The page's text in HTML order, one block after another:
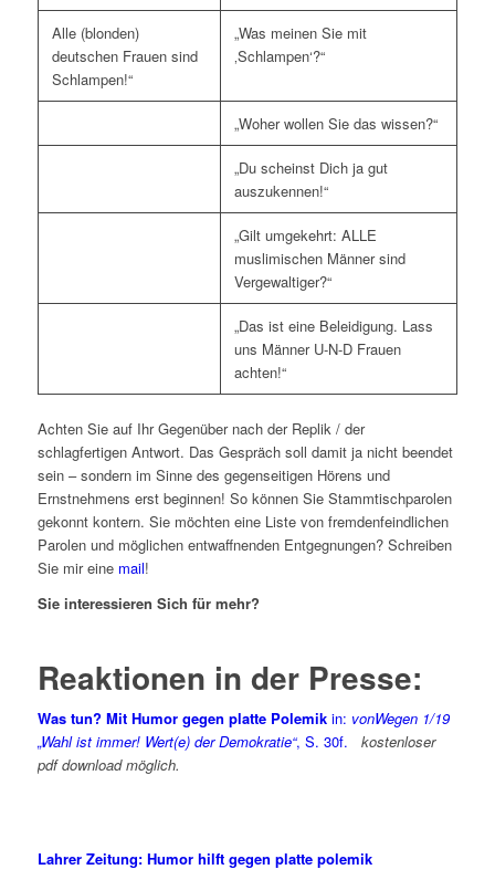
Alle (blonden)
deutschen Frauen sind
Schlampen!“
„Was meinen Sie mit
‚Schlampen‘?“
„Woher wollen Sie das wissen?“
„Du scheinst Dich ja gut
auszukennen!“
„Gilt umgekehrt: ALLE
muslimischen Männer sind
Vergewaltiger?“
„Das ist eine Beleidigung. Lass
uns Männer U-N-D Frauen
achten!“
Achten Sie auf Ihr Gegenüber nach der Replik / der
schlagfertigen Antwort. Das Gespräch soll damit ja nicht beendet
sein – sondern im Sinne des gegenseitigen Hörens und
Ernstnehmens erst beginnen! So können Sie Stammtischparolen
gekonnt kontern. Sie möchten eine Liste von fremdenfeindlichen
Parolen und möglichen entwaffnenden Entgegnungen? Schreiben
Sie mir eine mail!
Sie interessieren Sich für mehr?
Reaktionen in der Presse:
Was tun? Mit Humor gegen platte Polemikin: vonWegen 1/19
„Wahl ist immer! Wert(e) der Demokratie“, S. 30f. kostenloser
pdf download möglich.
Lahrer Zeitung: Humor hilft gegen platte polemik